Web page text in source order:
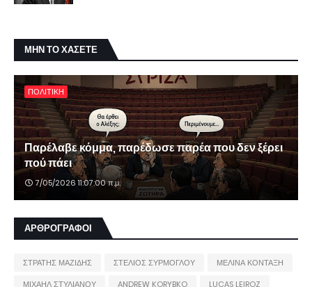
ΜΗΝ ΤΟ ΧΑΣΕΤΕ
ΠΟΛΙΤΙΚΗ
Παρέλαβε κόμμα, παρέδωσε παρέα που δεν ξέρει
πού πάει
7/05/2026 11:07:00 π.μ.
ΑΡΘΡΟΓΡΑΦΟΙ
ΣΤΡΑΤΗΣ ΜΑΖΙΔΗΣ ΣΤΕΛΙΟΣ ΣΥΡΜΟΓΛΟΥ
ΜΕΛΙΝΑ ΚΟΝΤΑΞΗ
ΜΙΧΑΗΛ ΣΤΥΛΙΑΝΟΥ
ANDREW KORYBKO
LUCAS LEIROZ